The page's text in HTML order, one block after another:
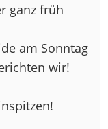
ganz früh
am Sonntag
wir!